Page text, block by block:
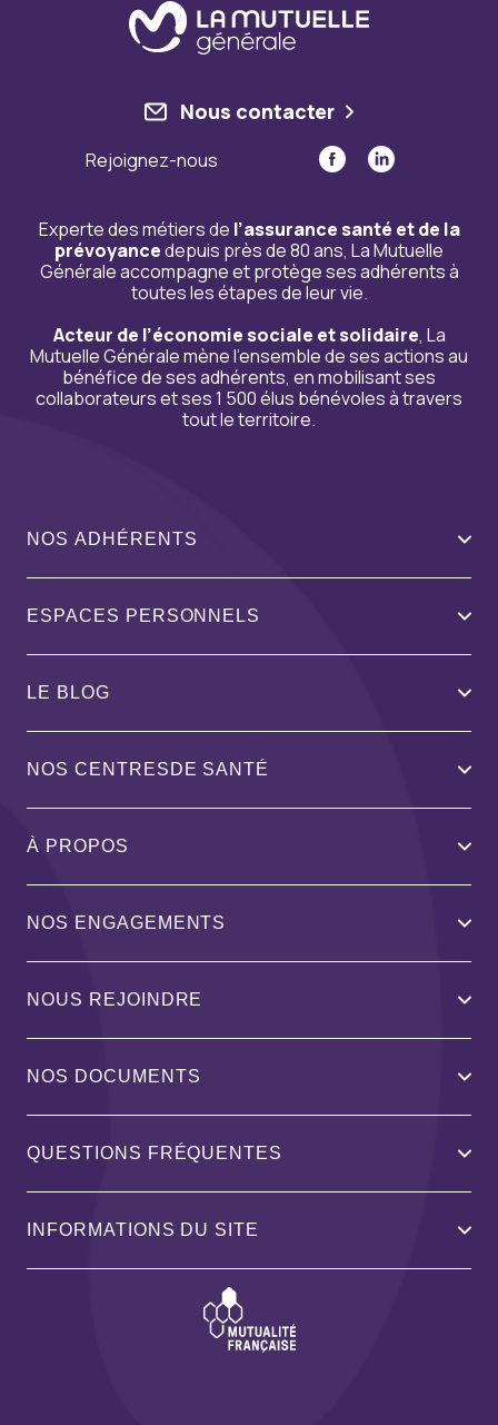
Nous contacter
Rejoignez-nous
Experte des métiers de l’assurance santé et de la
prévoyancedepuis près de 80 ans, La Mutuelle
Générale accompagne et protège ses adhérents à
toutes les étapes de leur vie.
Acteur de l’économie sociale et solidaire, La
Mutuelle Générale mène l’ensemble de ses actions au
bénéfice de ses adhérents, en mobilisant ses
collaborateurs et ses 1 500 élus bénévoles à travers
tout le territoire.
NOS ADHÉRENTS
ESPACES PERSONNELS
LE BLOG
NOS CENTRESDE SANTÉ
À PROPOS
NOS ENGAGEMENTS
NOUS REJOINDRE
NOS DOCUMENTS
QUESTIONS FRÉQUENTES
INFORMATIONS DU SITE